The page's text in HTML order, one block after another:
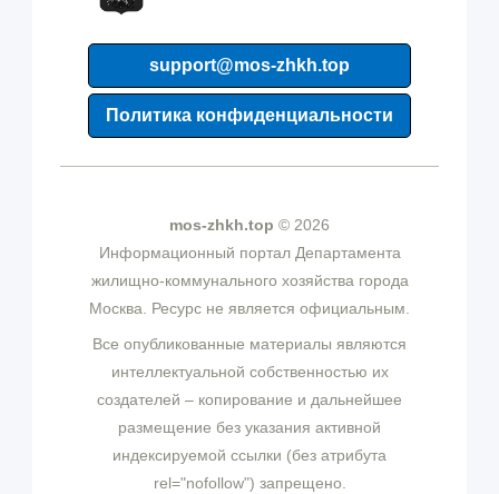
support@mos-zhkh.top
Политика конфиденциальности
mos-zhkh.top © 2026
Информационный портал Департамента
жилищно-коммунального хозяйства города
Москва. Ресурс не является официальным.
Все опубликованные материалы являются
интеллектуальной собственностью их
создателей – копирование и дальнейшее
размещение без указания активной
индексируемой ссылки (без атрибута
rel="nofollow") запрещено.